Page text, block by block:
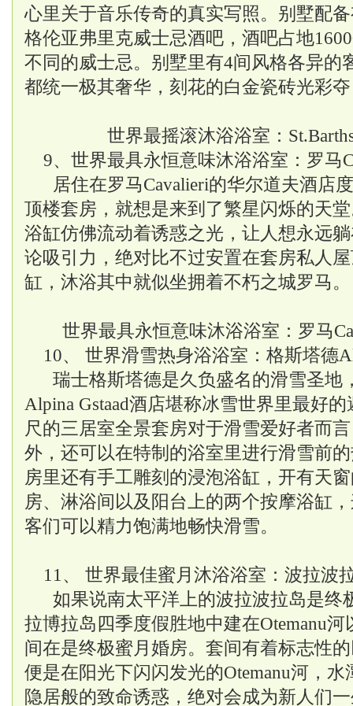
心里关于音乐传奇的真实写照。别墅配
格伦亚弗里克威士忌酒吧，酒吧占地
不同的威士忌。别墅里有4间风格各异的
都统一极其奢华，刻花的白金瓷砖光彩
世界最摇滚沐浴浴室：
9、世界最具永恒意味沐浴浴室：罗马
居住在罗马Cavalieri的华尔道夫酒店
顶楼套房，就想是来到了繁星闪烁的天
浴缸仿佛流动着诱惑之光，让人想永远
论吸引力，绝对比不过安置在套房私人
缸，沐浴其中就似坐拥着不朽之城罗马。
世界最具永恒意味沐浴浴室：罗马
10、 世界滑雪热身浴浴室：格斯塔德
瑞士格斯塔德是久负盛名的滑雪圣地
Alpina Gstaad酒店堪称冰雪世界里最好
尺的三居室全景套房对于滑雪爱好者而
外，还可以在特制的浴室里进行滑雪前
房里还有手工雕刻的浸泡浴缸，开有天
房、淋浴间以及阳台上的两个按摩浴缸
客们可以精力饱满地畅快滑雪。
11、 世界最佳蜜月沐浴浴室：波拉波
如果说南太平洋上的波拉波拉岛是终
拉博拉岛四季度假胜地中建在Otemanu
间在是终极蜜月婚房。套间有着标志性
便是在阳光下闪闪发光的Otemanu河，
隐居般的致命诱惑，绝对会成为新人们